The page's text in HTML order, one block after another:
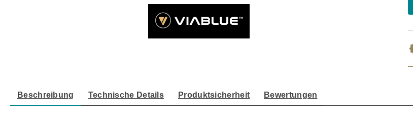
Beschreibung Technische Details Produktsicherheit Bewertungen